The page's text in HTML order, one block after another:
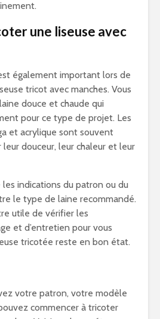
une liseuse avec
également important lors de
tricot avec manches. Vous
douce et chaude qui
pour ce type de projet. Les
et acrylique sont souvent
douceur, leur chaleur et leur
indications du patron ou du
le type de laine recommandé.
utile de vérifier les
et d’entretien pour vous
tricotée reste en bon état.
votre patron, votre modèle
commencer à tricoter